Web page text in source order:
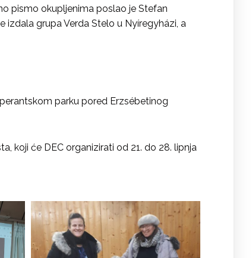
pismo okupljenima poslao je Stefan
izdala grupa Verda Stelo u Nyíregyházi, a
parku pored Erzsébetinog
koji će DEC organizirati od 21. do 28. lipnja